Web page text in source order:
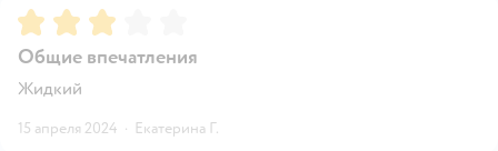
Рейтинг:3
Общие впечатления
Жидкий
15 апреля 2024 · Екатерина Г.